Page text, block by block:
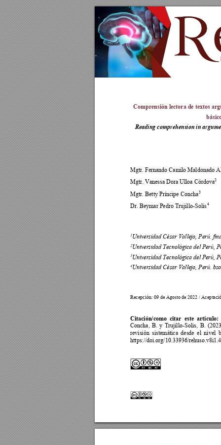
Comprensión lectora de textos
Reading comprehension in
Mgtr. Fernando Camilo Maldonado
Mgtr. Vanessa Dora Ulloa Córdova2
Mgtr. Betty Príncipe Concha3
Dr. Beymar Pedro Trujillo-Solis4
1Universidad César Vallejo, Perú.
2Universidad Tecnológica del Perú,
3Universidad Tecnológica del Perú,
4Universidad César Vallejo, Perú.
Recepción: 09 de Agosto de 2022 / Acep
Citación/como  citar  este  artículo:
Concha, B. y Trujillo-Solis, B.
revisión sistemática desde el nivel
https://doi.org/10.33936/